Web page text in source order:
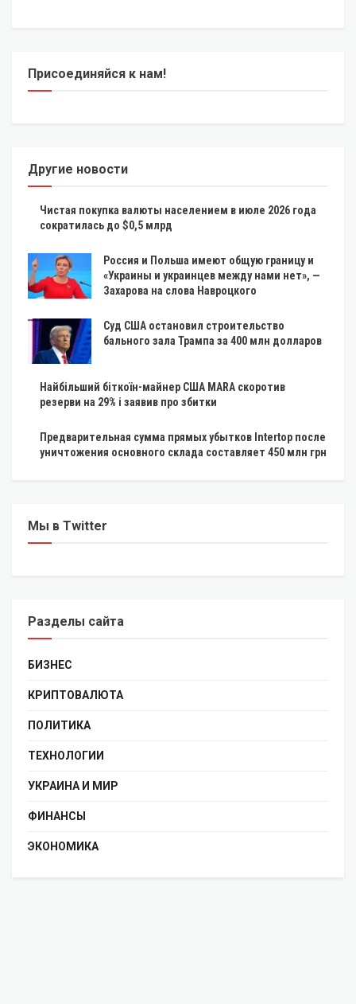
Присоединяйся к нам!
Другие новости
Чистая покупка валюты населением в июле 2026 года
сократилась до $0,5 млрд
Россия и Польша имеют общую границу и
«Украины и украинцев между нами нет», —
Захарова на слова Навроцкого
Суд США остановил строительство
бального зала Трампа за 400 млн долларов
Найбільший біткоїн-майнер США MARA скоротив
резерви на 29% і заявив про збитки
Предварительная сумма прямых убытков Intertop после
уничтожения основного склада составляет 450 млн грн
Мы в Twitter
Разделы сайта
БИЗНЕС
КРИПТОВАЛЮТА
ПОЛИТИКА
ТЕХНОЛОГИИ
УКРАИНА И МИР
ФИНАНСЫ
ЭКОНОМИКА